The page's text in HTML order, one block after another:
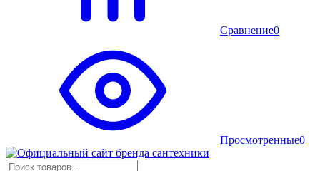
Сравнение0
Просмотренные0